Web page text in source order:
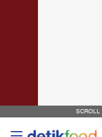
SCROLL